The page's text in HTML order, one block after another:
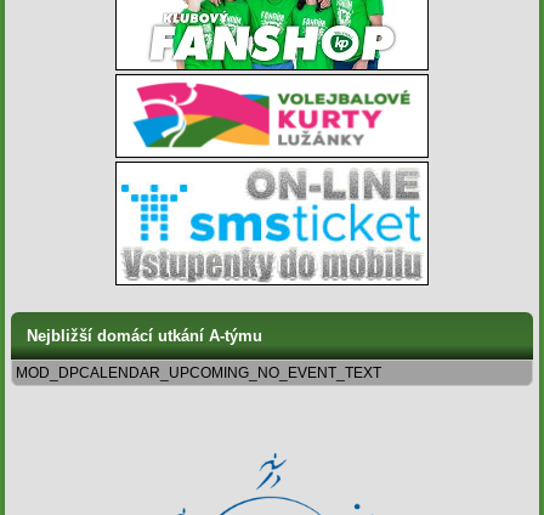
Nejbližší domácí utkání A-týmu
MOD_DPCALENDAR_UPCOMING_NO_EVENT_TEXT